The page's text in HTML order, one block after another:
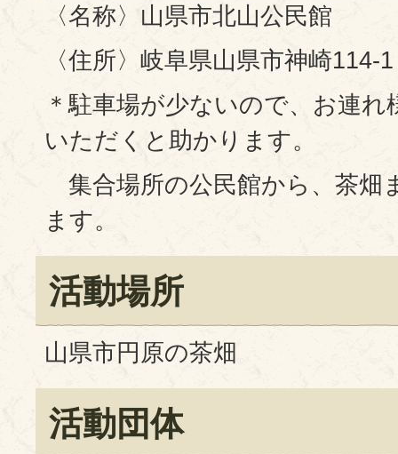
〈名称〉山県市北山公民館
〈住所〉岐阜県山県市神崎114-1
＊駐車場が少ないので、お連
いただくと助かります。
集合場所の公民館から、茶畑
ます。
活動場所
山県市円原の茶畑
活動団体